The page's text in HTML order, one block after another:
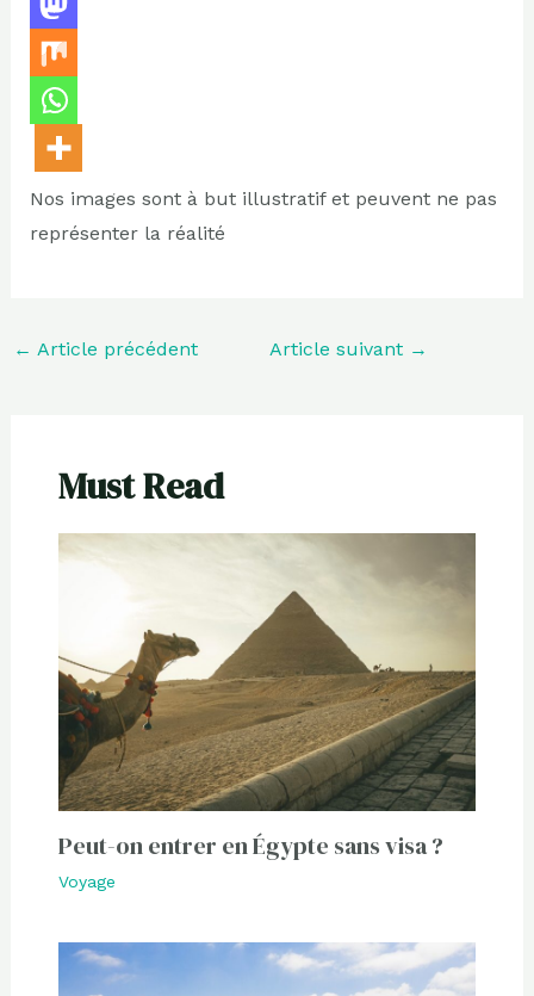
Nos images sont à but illustratif et peuvent ne pas
représenter la réalité
← Article précédent Article suivant →
Must Read
Peut-on entrer en Égypte sans visa ?
Voyage